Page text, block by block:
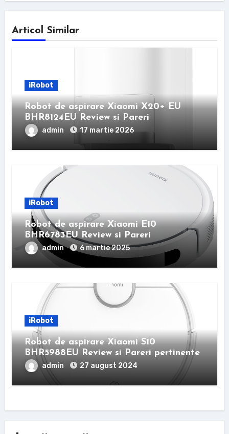
Articol Similar
iRobot
Robot de aspirare Xiaomi X20+ EU
BHR8124EU Review si Pareri
admin 17 martie 2026
iRobot
Robot de aspirare Xiaomi E10
BHR6783EU Review si Pareri
admin 6 martie 2025
iRobot
Robot de aspirare Xiaomi S10
BHR5988EU Review si Pareri pertinente
admin 27 august 2024